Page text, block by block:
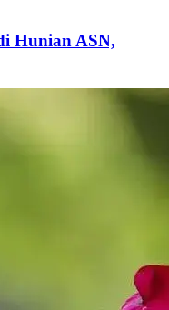
Hunian ASN,